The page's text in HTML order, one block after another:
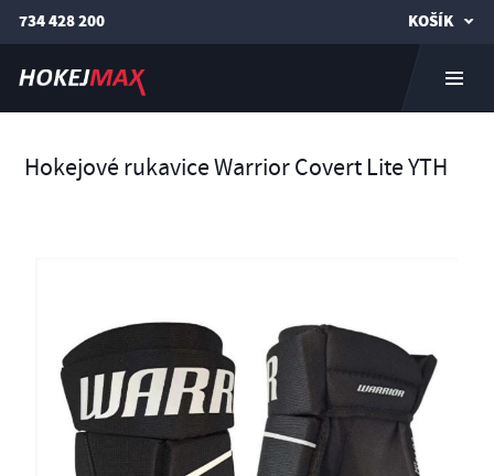
734 428 200 KOŠÍK
Hokejové rukavice Warrior Covert Lite YTH